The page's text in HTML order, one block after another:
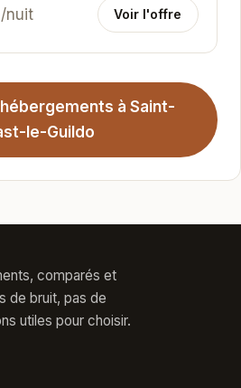
/nuit Voir l'offre
à Saint-
le-Guildo
comparés et
de bruit, pas de
utiles pour choisir.